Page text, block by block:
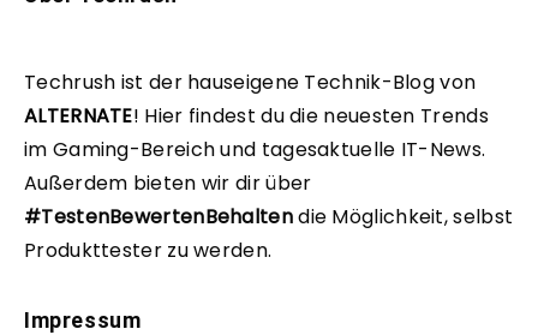
Techrush ist der hauseigene Technik-Blog von
ALTERNATE! Hier findest du die neuesten Trends
im Gaming-Bereich und tagesaktuelle IT-News.
Außerdem bieten wir dir über
#TestenBewertenBehaltendie Möglichkeit, selbst
Produkttester zu werden.
Impressum